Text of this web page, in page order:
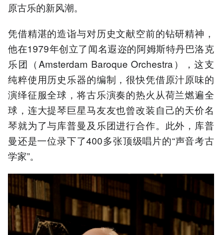
原古乐的新风潮。
凭借精湛的造诣与对历史文献空前的钻研精神，
他在1979年创立了闻名遐迩的阿姆斯特丹巴洛克
乐团（Amsterdam Baroque Orchestra），这支
纯粹使用历史乐器的编制，很快凭借原汁原味的
演绎征服全球，将古乐演奏的热火从荷兰燃遍全
球，连大提琴巨星马友友也曾改装自己的天价名
琴就为了与库普曼及乐团进行合作。此外，库普
曼还是一位录下了400多张顶级唱片的“声音考古
学家”。